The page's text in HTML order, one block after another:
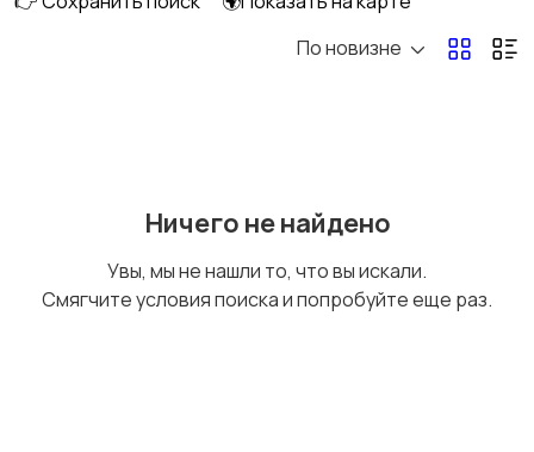
По новизне
Ничего не найдено
Увы, мы не нашли то, что вы искали.
Смягчите условия поиска и попробуйте еще раз.